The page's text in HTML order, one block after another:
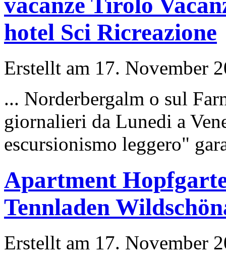
hotel Sci Ricreazione
Erstellt am 17. November
... Norderbergalm o sul
giornalieri da Lunedi a
escursionismo leggero"
Apartment
Tennladen
Erstellt am 17. November